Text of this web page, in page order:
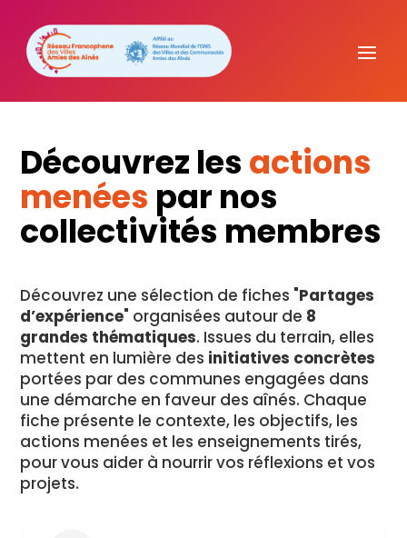
Découvrez les actions
menées par nos
collectivités membres
Découvrez une sélection de fiches "Partages
d’expérience" organisées autour de 8
grandes thématiques. Issues du terrain, elles
mettent en lumière des initiatives concrètes
portées par des communes engagées dans
une démarche en faveur des aînés. Chaque
fiche présente le contexte, les objectifs, les
actions menées et les enseignements tirés,
pour vous aider à nourrir vos réflexions et vos
projets.